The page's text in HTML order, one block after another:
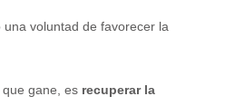
voluntad de favorecer la
gane, es recuperar la